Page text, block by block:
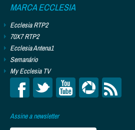
MARCA ECCLESIA
Ecclesia RTP2
70X7 RTP2
Ecclesia Antena1
Semanário
My Ecclesia TV
Assine a newsletter